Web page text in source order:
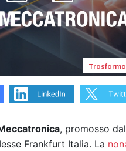
, promosso
Frankfurt Italia. La